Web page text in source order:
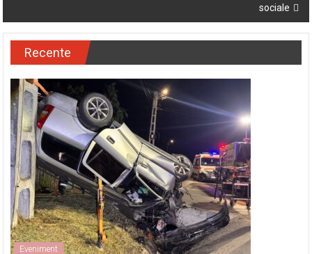
sociale
Recente
Eveniment